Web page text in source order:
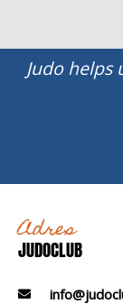
Judo
Adres
JUDOCLUB